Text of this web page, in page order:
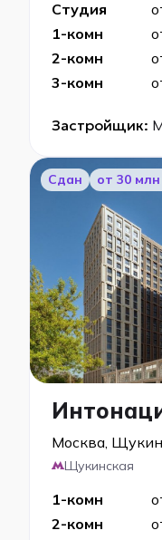
Студия
1-комн
2-комн
3-комн
Застройщик:
Сдан от 30
Москва,
Щукинская
1-комн
2-комн